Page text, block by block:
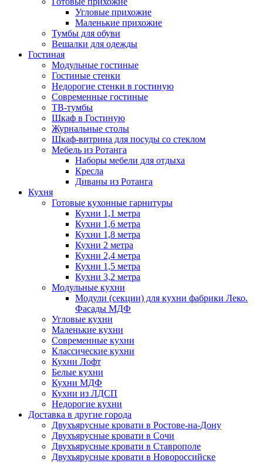
Угловые прихожие
Маленькие прихожие
Тумбы для обуви
Вешалки для одежды
Гостиная
Модульные гостиные
Гостиные стенки
Недорогие стенки в гостиную
Современные гостиные
ТВ-тумбы
Шкаф в Гостиную
Журнальные столы
Шкаф-витрина для посуды со стеклом
Мебель из Ротанга
Наборы мебели для отдыха
Кресла
Диваны из Ротанга
Кухня
Готовые кухонные гарнитуры
Кухни 1,1 метра
Кухни 1,6 метра
Кухни 1,8 метра
Кухни 2 метра
Кухни 2,4 метра
Кухни 1,5 метра
Кухни 3,2 метра
Модульные кухни
Модули (секции) для кухни фабрики Леко.
Фасады МДФ
Угловые кухни
Маленькие кухни
Современные кухни
Классические кухни
Кухни Лофт
Белые кухни
Кухни МДФ
Кухни из ЛДСП
Недорогие кухни
Доставка в другие города
Двухъярусные кровати в Ростове-на-Дону
Двухъярусные кровати в Сочи
Двухъярусные кровати в Ставрополе
Двухъярусные кровати в Новороссийске